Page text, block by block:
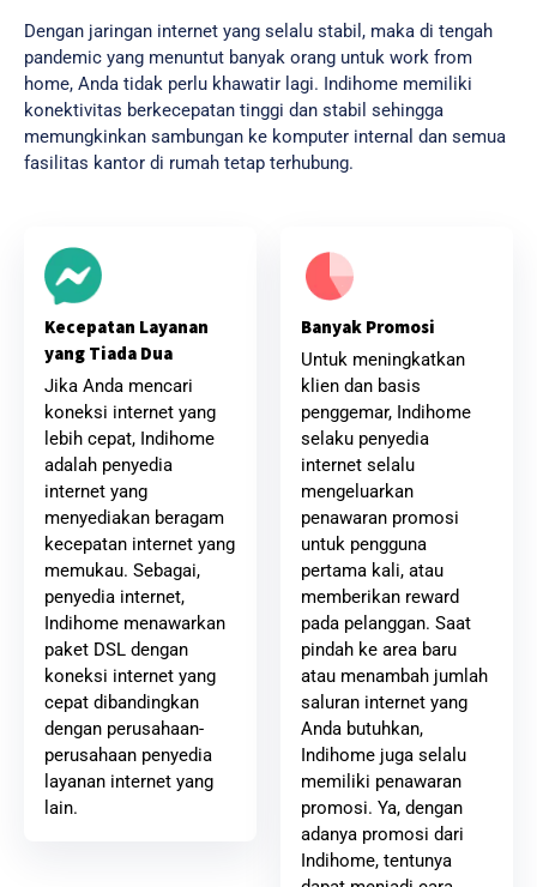
Dengan jaringan internet yang selalu stabil, maka di tengah
pandemic yang menuntut banyak orang untuk work from
home, Anda tidak perlu khawatir lagi. Indihome memiliki
konektivitas berkecepatan tinggi dan stabil sehingga
memungkinkan sambungan ke komputer internal dan semua
fasilitas kantor di rumah tetap terhubung.
Kecepatan Layanan
yang Tiada Dua
Jika Anda mencari
koneksi internet yang
lebih cepat, Indihome
adalah penyedia
internet yang
menyediakan beragam
kecepatan internet yang
memukau. Sebagai,
penyedia internet,
Indihome menawarkan
paket DSL dengan
koneksi internet yang
cepat dibandingkan
dengan perusahaan-
perusahaan penyedia
layanan internet yang
lain.
Banyak Promosi
Untuk meningkatkan
klien dan basis
penggemar, Indihome
selaku penyedia
internet selalu
mengeluarkan
penawaran promosi
untuk pengguna
pertama kali, atau
memberikan reward
pada pelanggan. Saat
pindah ke area baru
atau menambah jumlah
saluran internet yang
Anda butuhkan,
Indihome juga selalu
memiliki penawaran
promosi. Ya, dengan
adanya promosi dari
Indihome, tentunya